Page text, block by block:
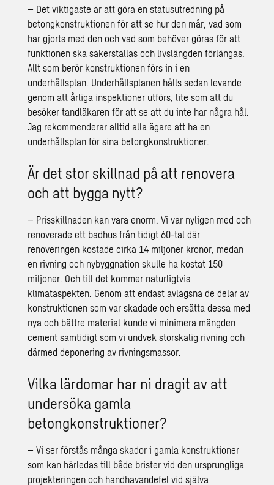
– Det viktigaste är att göra en statusutredning på
betongkonstruktionen för att se hur den mår, vad som
har gjorts med den och vad som behöver göras för att
funktionen ska säkerställas och livslängden förlängas.
Allt som berör konstruktionen förs in i en
underhållsplan. Underhållsplanen hålls sedan levande
genom att årliga inspektioner utförs, lite som att du
besöker tandläkaren för att se att du inte har några hål.
Jag rekommenderar alltid alla ägare att ha en
underhållsplan för sina betongkonstruktioner.
Är det stor skillnad på att renovera
och att bygga nytt?
– Prisskillnaden kan vara enorm. Vi var nyligen med och
renoverade ett badhus från tidigt 60-tal där
renoveringen kostade cirka 14 miljoner kronor, medan
en rivning och nybyggnation skulle ha kostat 150
miljoner. Och till det kommer naturligtvis
klimataspekten. Genom att endast avlägsna de delar av
konstruktionen som var skadade och ersätta dessa med
nya och bättre material kunde vi minimera mängden
cement samtidigt som vi undvek storskalig rivning och
därmed deponering av rivningsmassor.
Vilka lärdomar har ni dragit av att
undersöka gamla
betongkonstruktioner?
– Vi ser förstås många skador i gamla konstruktioner
som kan härledas till både brister vid den ursprungliga
projekteringen och handhavandefel vid själva